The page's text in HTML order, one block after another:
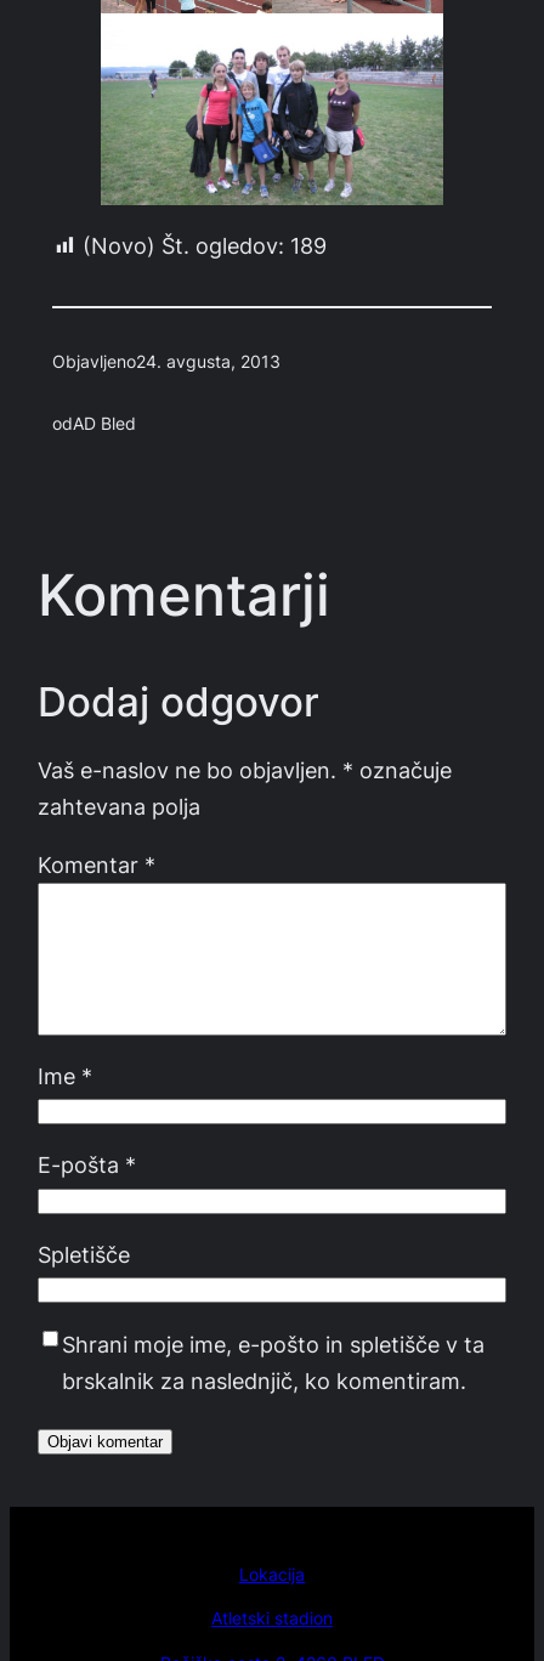
(Novo) Št. ogledov: 189
Objavljeno24. avgusta, 2013
odAD Bled
Komentarji
Dodaj odgovor
Vaš e-naslov ne bo objavljen. * označuje
zahtevana polja
Komentar *
Ime *
E-pošta *
Spletišče
Shrani moje ime, e-pošto in spletišče v ta
brskalnik za naslednjič, ko komentiram.
Lokacija
Atletski stadion